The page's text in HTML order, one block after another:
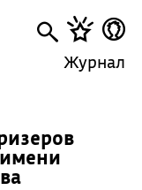
Журнал